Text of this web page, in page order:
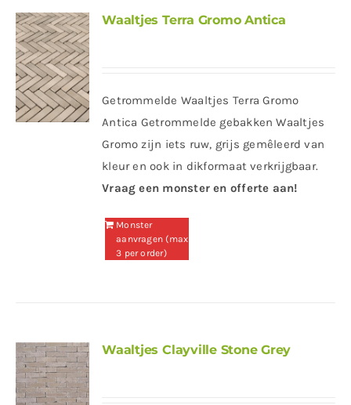
Waaltjes Terra Gromo Antica
Getrommelde Waaltjes Terra Gromo
Antica Getrommelde gebakken Waaltjes
Gromo zijn iets ruw, grijs gemêleerd van
kleur en ook in dikformaat verkrijgbaar.
Vraag een monster en offerte aan!
Monster
aanvragen (max
3 per order)
Waaltjes Clayville Stone Grey